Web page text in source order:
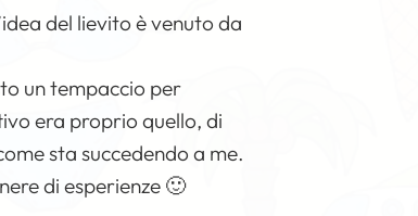
del lievito è venuto da
un tempaccio per
era proprio quello, di
sta succedendo a me.
di esperienze 🙂